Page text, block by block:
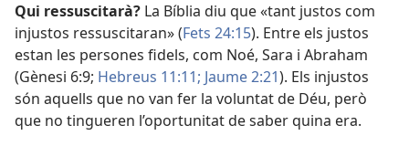
Qui ressuscitarà? La Bíblia diu que «tant justos com
injustos ressuscitaran» (Fets 24:15). Entre els justos
estan les persones fidels, com Noé, Sara i Abraham
(Gènesi 6:9; Hebreus 11:11; Jaume 2:21). Els injustos
són aquells que no van fer la voluntat de Déu, però
que no tingueren l’oportunitat de saber quina era.